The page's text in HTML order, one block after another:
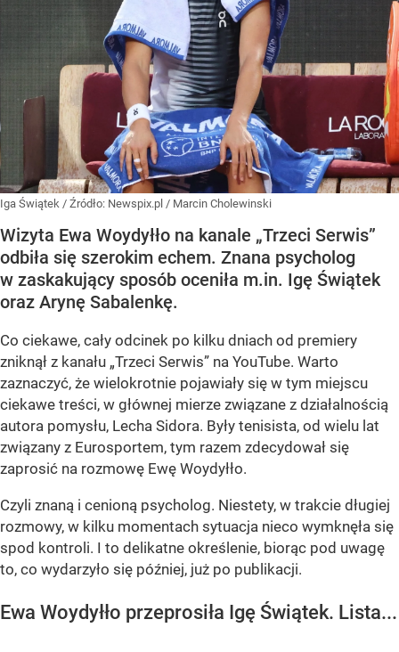
Iga Świątek / Źródło: Newspix.pl / Marcin Cholewinski
Wizyta Ewa Woydyłło na kanale „Trzeci Serwis”
odbiła się szerokim echem. Znana psycholog
w zaskakujący sposób oceniła m.in. Igę Świątek
oraz Arynę Sabalenkę.
Co ciekawe, cały odcinek po kilku dniach od premiery
zniknął z kanału „Trzeci Serwis” na YouTube. Warto
zaznaczyć, że wielokrotnie pojawiały się w tym miejscu
ciekawe treści, w głównej mierze związane z działalnością
autora pomysłu, Lecha Sidora. Były tenisista, od wielu lat
związany z Eurosportem, tym razem zdecydował się
zaprosić na rozmowę Ewę Woydyłło.
Czyli znaną i cenioną psycholog. Niestety, w trakcie długiej
rozmowy, w kilku momentach sytuacja nieco wymknęła się
spod kontroli. I to delikatne określenie, biorąc pod uwagę
to, co wydarzyło się później, już po publikacji.
Ewa Woydyłło przeprosiła Igę Świątek. Lista...